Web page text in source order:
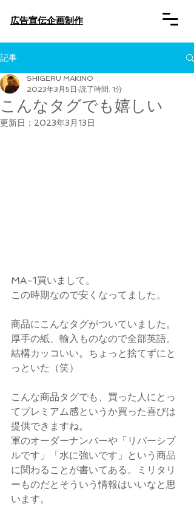
​広告宣伝企画制作
記事
こんなタグでも嬉しい
SHIGERU MAKINO
2023年3月5日 読了時間: 1分
更新日： 2023年3月13日
MA-1買いまして。
この時期なので安くなってました。
商品にこんなタグがついていました。
厚手の紙、輸入ものなので全部英語。
結構カッコいい。ちょっと捨てずにと
っといた（笑）
こんな商品タグでも、買った人にとっ
てプレミアム感というか買った喜びは
提供できますね。
軍のオーダーナンバーや「リバーシブ
ルです」「水に強いです」という商品
に関わることが書いてある。ミリタリ
ーものだとそういう情報はいいなと思
います。